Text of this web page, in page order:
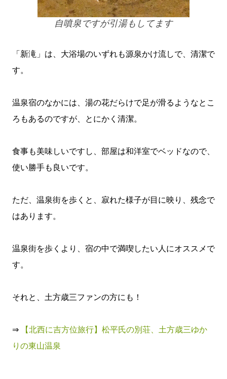
自噴泉ですが引湯もしてます
「新滝」は、大浴場のいずれも源泉かけ流しで、清潔で
す。
温泉宿のなかには、湯の花だらけで足が滑るようなとこ
ろもあるのですが、とにかく清潔。
食事も美味しいですし、部屋は和洋室でベッドなので、
使い勝手も良いです。
ただ、温泉街を歩くと、寂れた様子が目に映り、残念で
はあります。
温泉街を歩くより、宿の中で満喫したい人にオススメで
す。
それと、土方歳三ファンの方にも！
⇒
【北西に吉方位旅行】松平氏の別荘、土方歳三ゆか
りの東山温泉